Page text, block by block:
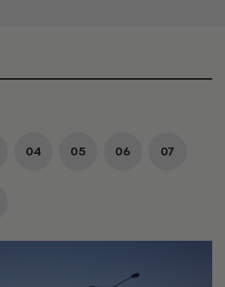
04 05 06 07